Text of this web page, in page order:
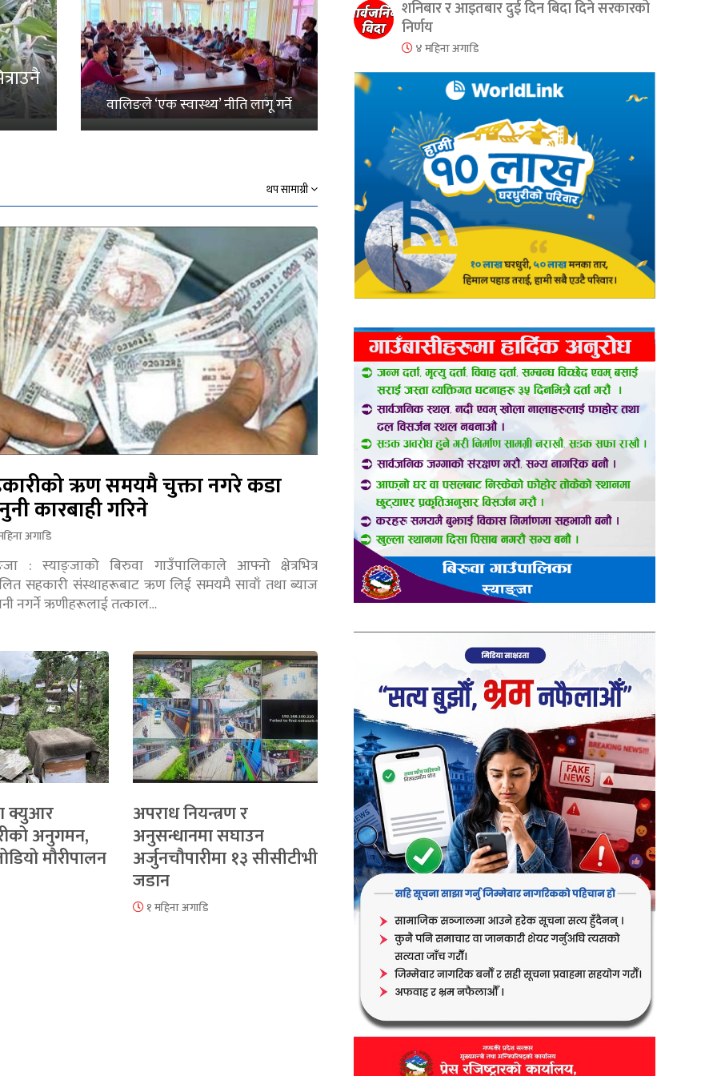
वालिङले ‘एक स्वास्थ्य’ नीति लागू गर्ने
थप सामाग्री
ऋण समयमै चुक्ता नगरे कडा
कारबाही गरिने
अगाडि
: स्याङ्जाको बिरुवा गाउँपालिकाले आफ्नो क्षेत्रभित्र
सहकारी संस्थाहरूबाट ऋण लिई समयमै सावाँ तथा ब्याज
नगर्ने ऋणीहरूलाई तत्काल…
क्युआर
अनुगमन,
मौरीपालन
अपराध नियन्त्रण र
अनुसन्धानमा सघाउन
अर्जुनचौपारीमा १३ सीसीटीभी
जडान
१ महिना अगाडि
शनिबार र आइतबार दुई दिन बिदा दिने सरकारको
निर्णय
४ महिना अगाडि